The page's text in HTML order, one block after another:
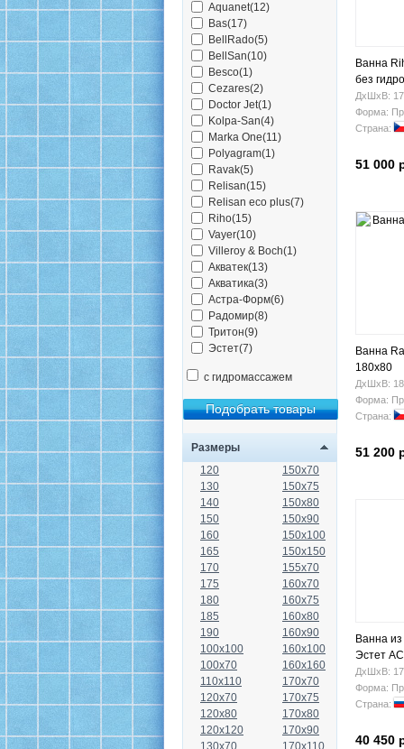
Aquanet(12)
Bas(17)
BellRado(5)
BellSan(10)
Besco(1)
Cezares(2)
Doctor Jet(1)
Kolpa-San(4)
Marka One(11)
Polyagram(1)
Ravak(5)
Relisan(15)
Relisan eco plus(7)
Riho(15)
Vayer(10)
Villeroy & Boch(1)
Акватек(13)
Акватика(3)
Астра-Форм(6)
Радомир(8)
Тритон(9)
Эстет(7)
с гидромассажем
Размеры
120
130
140
150
160
165
170
175
180
185
190
100x100
100x70
110x110
120x70
120x80
120x120
130x70
150x70
150x75
150x80
150x90
150x100
150x150
155x70
160x70
160x75
160x80
160x90
160x100
160x160
170x70
170x75
170x80
170x90
170x110
Ванна
без
ДхШхВ:
Форма:
Страна:
51 000
Ванна
180x80
ДхШхВ:
Форма:
Страна:
51 200
Ванна
Эстет
фр-
ДхШхВ:
Форма:
Страна:
40 450